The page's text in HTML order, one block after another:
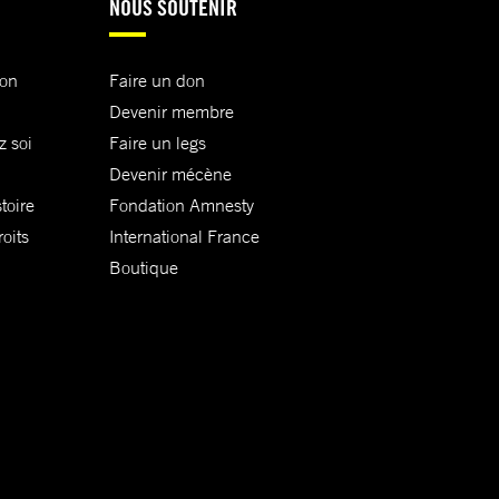
soi
NOUS SOUTENIR
Faire un don
Devenir membre
Faire un legs
Devenir mécène
Fondation Amnesty
International France
Boutique